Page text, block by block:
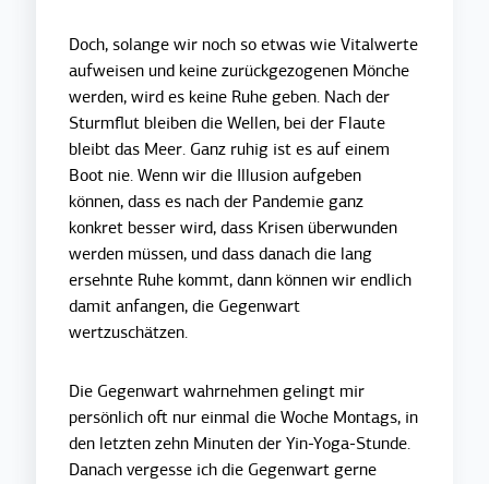
Doch, solange wir noch so etwas wie Vitalwerte
aufweisen und keine zurückgezogenen Mönche
werden, wird es keine Ruhe geben. Nach der
Sturmflut bleiben die Wellen, bei der Flaute
bleibt das Meer. Ganz ruhig ist es auf einem
Boot nie. Wenn wir die Illusion aufgeben
können, dass es nach der Pandemie ganz
konkret besser wird, dass Krisen überwunden
werden müssen, und dass danach die lang
ersehnte Ruhe kommt, dann können wir endlich
damit anfangen, die Gegenwart
wertzuschätzen.
Die Gegenwart wahrnehmen gelingt mir
persönlich oft nur einmal die Woche Montags, in
den letzten zehn Minuten der Yin-Yoga-Stunde.
Danach vergesse ich die Gegenwart gerne